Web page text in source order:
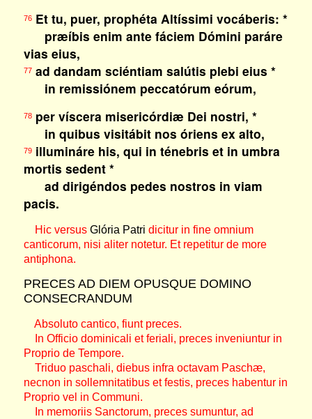
76Et tu, puer, prophéta Altíssimi vocáberis: *
præíbis enim ante fáciem Dómini paráre
vias eius,
77ad dandam sciéntiam salútis plebi eius *
in remissiónem peccatórum eórum,
78per víscera misericórdiæ Dei nostri, *
in quibus visitábit nos óriens ex alto,
79illumináre his, qui in ténebris et in umbra
mortis sedent *
ad dirigéndos pedes nostros in viam
pacis.
Hic versus Glória Patri dicitur in fine omnium
canticorum, nisi aliter notetur. Et repetitur de more
antiphona.
PRECES AD DIEM OPUSQUE DOMINO
CONSECRANDUM
Absoluto cantico, fiunt preces.
In Officio dominicali et feriali, preces inveniuntur in
Proprio de Tempore.
Triduo paschali, diebus infra octavam Paschæ,
necnon in sollemnitatibus et festis, preces habentur in
Proprio vel in Communi.
In memoriis Sanctorum, preces sumuntur, ad